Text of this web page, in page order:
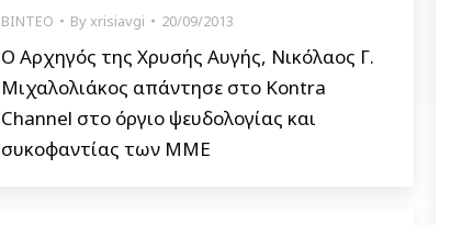
ΒΙΝΤΕΟ Byxrisiavgi 20/09/2013
Ο Αρχηγός της Χρυσής Αυγής, Νικόλαος Γ.
Μιχαλολιάκος απάντησε στο Kontra
Channel στο όργιο ψευδολογίας και
συκοφαντίας των ΜΜΕ